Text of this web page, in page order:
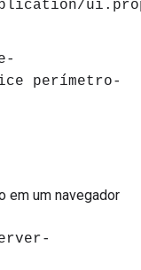
perímetro-
em um navegador